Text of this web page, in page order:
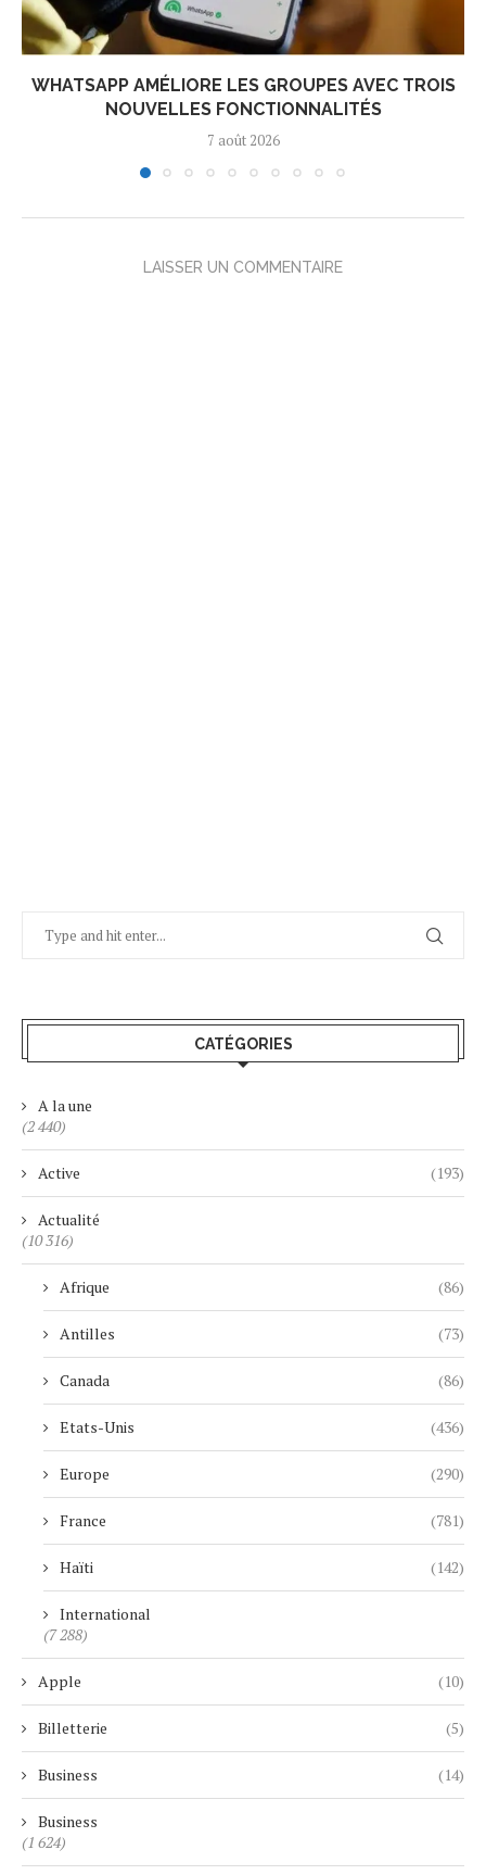
WHATSAPP AMÉLIORE LES GROUPES AVEC TROIS
NOUVELLES FONCTIONNALITÉS
7 août 2026
LAISSER UN COMMENTAIRE
CATÉGORIES
A la une
(2 440)
Active (193)
Actualité
(10 316)
Afrique (86)
Antilles (73)
Canada (86)
Etats-Unis (436)
Europe (290)
France (781)
Haïti (142)
International
(7 288)
Apple (10)
Billetterie (5)
Business (14)
Business
(1 624)